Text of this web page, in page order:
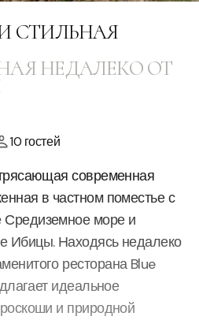
СТИЛЬНАЯ
НЕДАЛЕКО ОТ
10 гостей
современная
в частном поместье с
море и
Ибицы. Находясь недалеко
ресторана Blue
идеальное
и природной